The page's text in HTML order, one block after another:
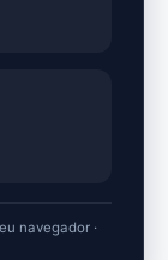
navegador ·